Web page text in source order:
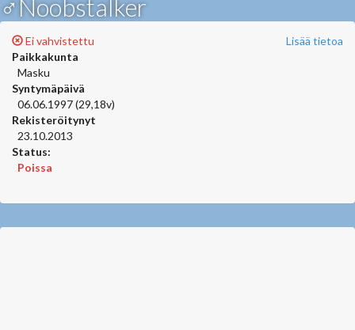
♂Noobstalker
Lisää tietoa
Ei vahvistettu
Paikkakunta
Masku
Syntymäpäivä
06.06.1997 (29,18v)
Rekisteröitynyt
23.10.2013
Status:
Poissa